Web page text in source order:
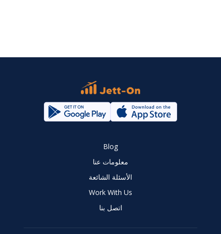
Blog
معلومات عنا
الأسئلة الشائعة
Work With Us
اتصل بنا